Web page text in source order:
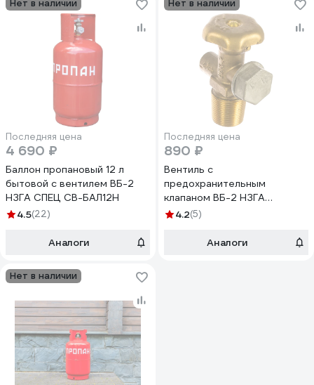
Нет в наличии
Последняя цена
4 690 ₽
Баллон пропановый 12 л
бытовой с вентилем ВБ-2
НЗГА СПЕЦ СВ-БАЛ12Н
4.5(22)
Аналоги
Нет в наличии
Последняя цена
890 ₽
Вентиль с
предохранительным
клапаном ВБ-2 НЗГА
00000002966
4.2(5)
Аналоги
Нет в наличии